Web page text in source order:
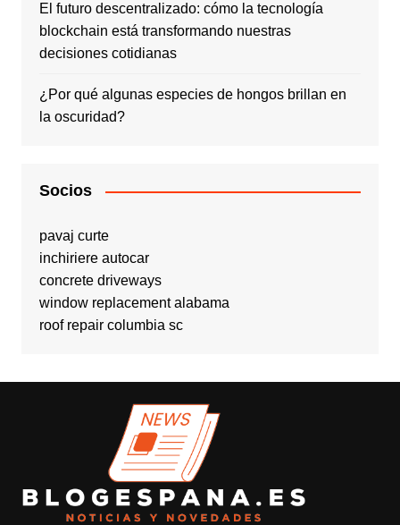
El futuro descentralizado: cómo la tecnología
blockchain está transformando nuestras
decisiones cotidianas
¿Por qué algunas especies de hongos brillan en
la oscuridad?
Socios
pavaj curte
inchiriere autocar
concrete driveways
window replacement alabama
roof repair columbia sc